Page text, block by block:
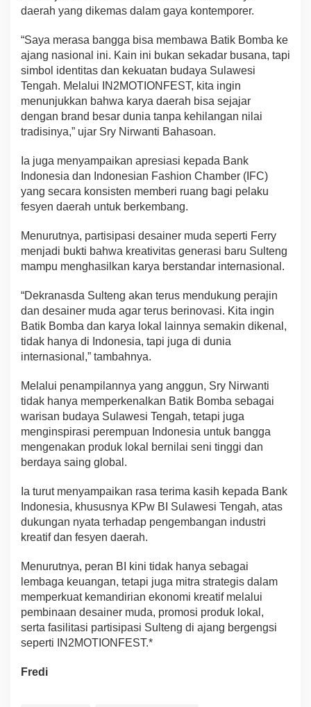
daerah yang dikemas dalam gaya kontemporer.
“Saya merasa bangga bisa membawa Batik Bomba ke
ajang nasional ini. Kain ini bukan sekadar busana, tapi
simbol identitas dan kekuatan budaya Sulawesi
Tengah. Melalui IN2MOTIONFEST, kita ingin
menunjukkan bahwa karya daerah bisa sejajar
dengan brand besar dunia tanpa kehilangan nilai
tradisinya,” ujar Sry Nirwanti Bahasoan.
Ia juga menyampaikan apresiasi kepada Bank
Indonesia dan Indonesian Fashion Chamber (IFC)
yang secara konsisten memberi ruang bagi pelaku
fesyen daerah untuk berkembang.
Menurutnya, partisipasi desainer muda seperti Ferry
menjadi bukti bahwa kreativitas generasi baru Sulteng
mampu menghasilkan karya berstandar internasional.
“Dekranasda Sulteng akan terus mendukung perajin
dan desainer muda agar terus berinovasi. Kita ingin
Batik Bomba dan karya lokal lainnya semakin dikenal,
tidak hanya di Indonesia, tapi juga di dunia
internasional,” tambahnya.
Melalui penampilannya yang anggun, Sry Nirwanti
tidak hanya memperkenalkan Batik Bomba sebagai
warisan budaya Sulawesi Tengah, tetapi juga
menginspirasi perempuan Indonesia untuk bangga
mengenakan produk lokal bernilai seni tinggi dan
berdaya saing global.
Ia turut menyampaikan rasa terima kasih kepada Bank
Indonesia, khususnya KPw BI Sulawesi Tengah, atas
dukungan nyata terhadap pengembangan industri
kreatif dan fesyen daerah.
Menurutnya, peran BI kini tidak hanya sebagai
lembaga keuangan, tetapi juga mitra strategis dalam
memperkuat kemandirian ekonomi kreatif melalui
pembinaan desainer muda, promosi produk lokal,
serta fasilitasi partisipasi Sulteng di ajang bergengsi
seperti IN2MOTIONFEST.*
Fredi